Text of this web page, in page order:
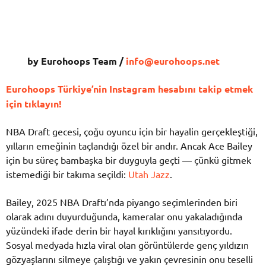
by Eurohoops Team /info@eurohoops.net
Eurohoops Türkiye’nin Instagram hesabını takip etmek
için tıklayın!
NBA Draft gecesi, çoğu oyuncu için bir hayalin gerçekleştiği,
yılların emeğinin taçlandığı özel bir andır. Ancak Ace Bailey
için bu süreç bambaşka bir duyguyla geçti — çünkü gitmek
istemediği bir takıma seçildi: Utah Jazz.
Bailey, 2025 NBA Draftı’nda piyango seçimlerinden biri
olarak adını duyurduğunda, kameralar onu yakaladığında
yüzündeki ifade derin bir hayal kırıklığını yansıtıyordu.
Sosyal medyada hızla viral olan görüntülerde genç yıldızın
gözyaşlarını silmeye çalıştığı ve yakın çevresinin onu teselli